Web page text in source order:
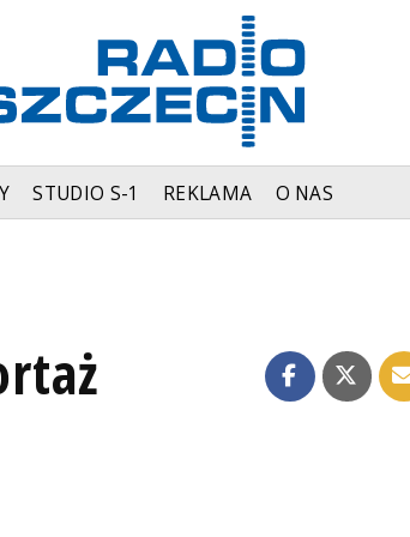
STUDIO S-1 REKLAMA O NAS